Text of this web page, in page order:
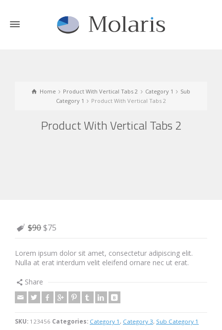
Home Product With Vertical Tabs 2 Category 1
Sub
Category 1
Product With Vertical Tabs 2
Product With Vertical Tabs 2
$90$75
Lorem ipsum dolor sit amet, consectetur adipiscing elit.
Nulla at erat interdum velit eleifend ornare nec ut erat.
Share
SKU: 123456 Categories: Category 1 , Category 3, Sub Category 1